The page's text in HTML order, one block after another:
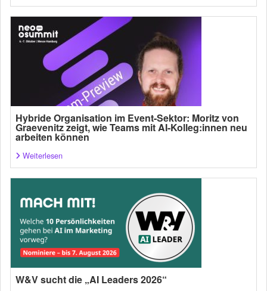
Hybride Organisation im Event-Sektor: Moritz von
Graevenitz zeigt, wie Teams mit AI-Kolleg:innen neu
arbeiten können
Weiterlesen
W&V sucht die „AI Leaders 2026“